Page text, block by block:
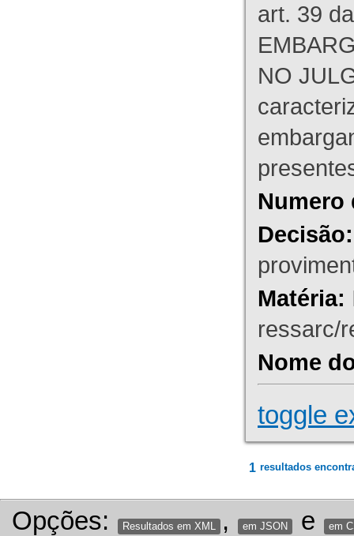
art. 39
NO
Numero
Decisão:
Matéria:
ressarc/
Nome
toggle
1 resultados
Opções: Resultados em XML , em JSON e em